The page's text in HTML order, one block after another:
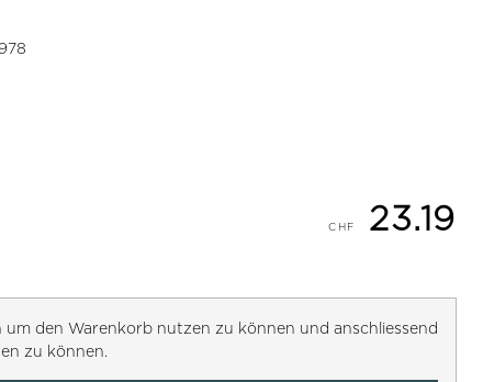
23.19
um den Warenkorb nutzen zu können und anschliessend
zu können.